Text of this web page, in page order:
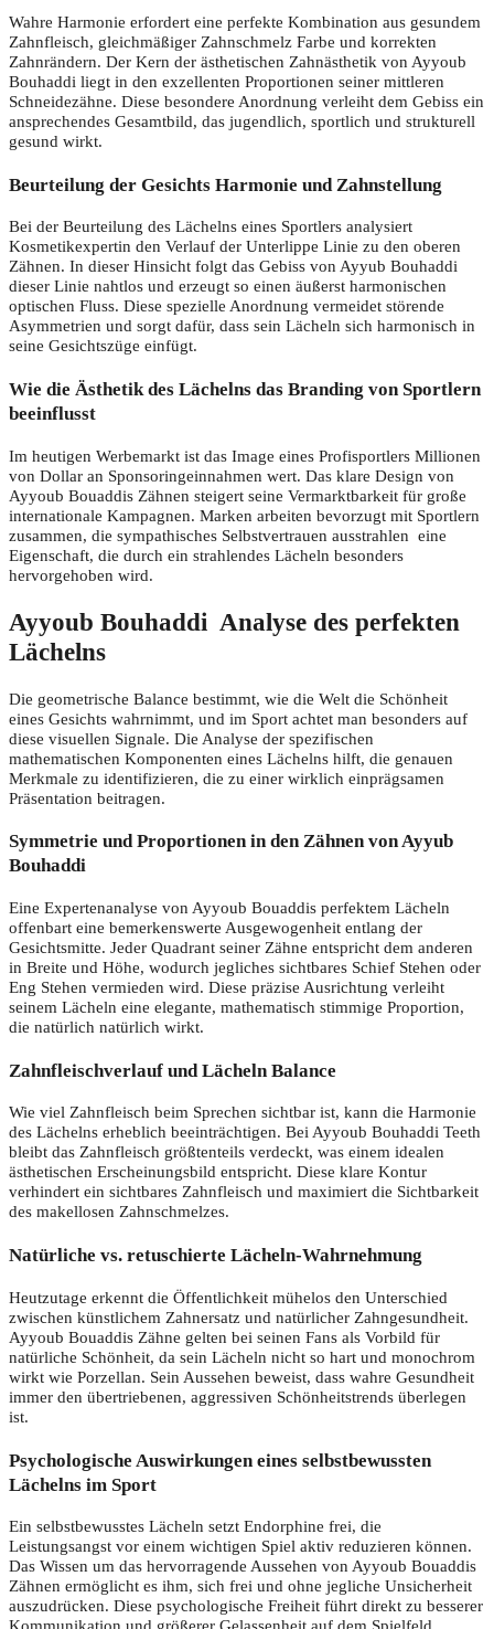
Wahre Harmonie erfordert eine perfekte Kombination aus gesundem
Zahnfleisch, gleichmäßiger Zahnschmelz Farbe und korrekten
Zahnrändern. Der Kern der ästhetischen Zahnästhetik von Ayyoub
Bouhaddi liegt in den exzellenten Proportionen seiner mittleren
Schneidezähne. Diese besondere Anordnung verleiht dem Gebiss ein
ansprechendes Gesamtbild, das jugendlich, sportlich und strukturell
gesund wirkt.
Beurteilung der Gesichts Harmonie und Zahnstellung
Bei der Beurteilung des Lächelns eines Sportlers analysiert
Kosmetikexpertin den Verlauf der Unterlippe Linie zu den oberen
Zähnen. In dieser Hinsicht folgt das Gebiss von Ayyub Bouhaddi
dieser Linie nahtlos und erzeugt so einen äußerst harmonischen
optischen Fluss. Diese spezielle Anordnung vermeidet störende
Asymmetrien und sorgt dafür, dass sein Lächeln sich harmonisch in
seine Gesichtszüge einfügt.
Wie die Ästhetik des Lächelns das Branding von Sportlern
beeinflusst
Im heutigen Werbemarkt ist das Image eines Profisportlers Millionen
von Dollar an Sponsoringeinnahmen wert. Das klare Design von
Ayyoub Bouaddis Zähnen steigert seine Vermarktbarkeit für große
internationale Kampagnen. Marken arbeiten bevorzugt mit Sportlern
zusammen, die sympathisches Selbstvertrauen ausstrahlen eine
Eigenschaft, die durch ein strahlendes Lächeln besonders
hervorgehoben wird.
Ayyoub Bouhaddi Analyse des perfekten
Lächelns
Die geometrische Balance bestimmt, wie die Welt die Schönheit
eines Gesichts wahrnimmt, und im Sport achtet man besonders auf
diese visuellen Signale. Die Analyse der spezifischen
mathematischen Komponenten eines Lächelns hilft, die genauen
Merkmale zu identifizieren, die zu einer wirklich einprägsamen
Präsentation beitragen.
Symmetrie und Proportionen in den Zähnen von Ayyub
Bouhaddi
Eine Expertenanalyse von Ayyoub Bouaddis perfektem Lächeln
offenbart eine bemerkenswerte Ausgewogenheit entlang der
Gesichtsmitte. Jeder Quadrant seiner Zähne entspricht dem anderen
in Breite und Höhe, wodurch jegliches sichtbares Schief Stehen oder
Eng Stehen vermieden wird. Diese präzise Ausrichtung verleiht
seinem Lächeln eine elegante, mathematisch stimmige Proportion,
die natürlich natürlich wirkt.
Zahnfleischverlauf und Lächeln Balance
Wie viel Zahnfleisch beim Sprechen sichtbar ist, kann die Harmonie
des Lächelns erheblich beeinträchtigen. Bei Ayyoub Bouhaddi Teeth
bleibt das Zahnfleisch größtenteils verdeckt, was einem idealen
ästhetischen Erscheinungsbild entspricht. Diese klare Kontur
verhindert ein sichtbares Zahnfleisch und maximiert die Sichtbarkeit
des makellosen Zahnschmelzes.
Natürliche vs. retuschierte Lächeln-Wahrnehmung
Heutzutage erkennt die Öffentlichkeit mühelos den Unterschied
zwischen künstlichem Zahnersatz und natürlicher Zahngesundheit.
Ayyoub Bouaddis Zähne gelten bei seinen Fans als Vorbild für
natürliche Schönheit, da sein Lächeln nicht so hart und monochrom
wirkt wie Porzellan. Sein Aussehen beweist, dass wahre Gesundheit
immer den übertriebenen, aggressiven Schönheitstrends überlegen
ist.
Psychologische Auswirkungen eines selbstbewussten
Lächelns im Sport
Ein selbstbewusstes Lächeln setzt Endorphine frei, die
Leistungsangst vor einem wichtigen Spiel aktiv reduzieren können.
Das Wissen um das hervorragende Aussehen von Ayyoub Bouaddis
Zähnen ermöglicht es ihm, sich frei und ohne jegliche Unsicherheit
auszudrücken. Diese psychologische Freiheit führt direkt zu besserer